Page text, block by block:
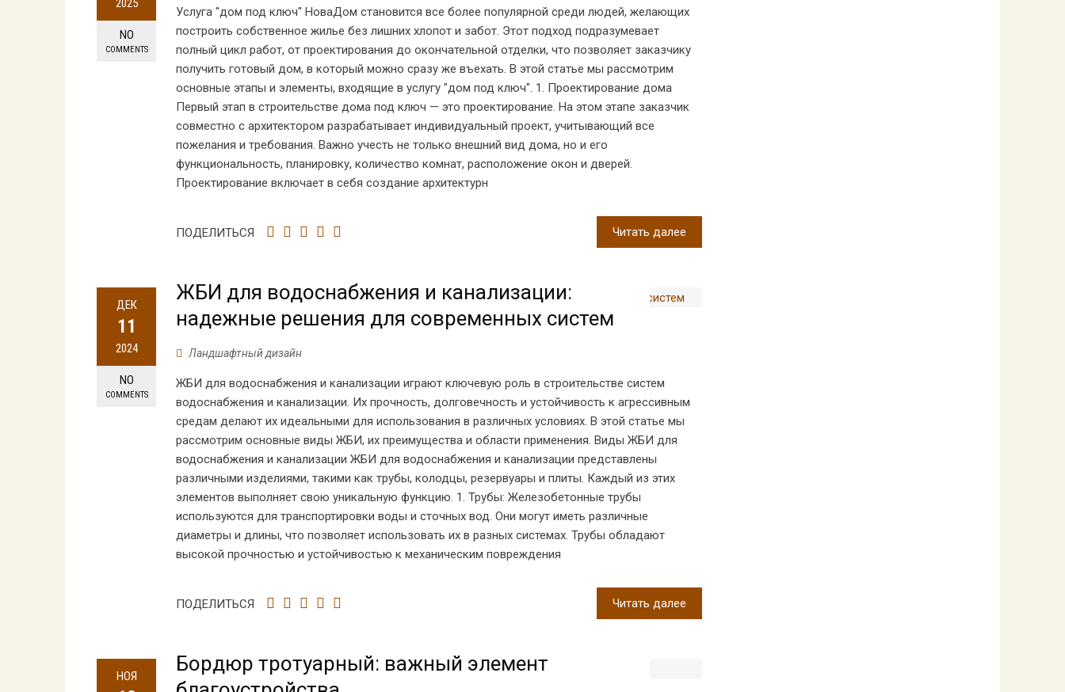
2025
NO
COMMENTS
Услуга "дом под ключ" НоваДом становится все более популярной среди людей, желающих
построить собственное жилье без лишних хлопот и забот. Этот подход подразумевает
полный цикл работ, от проектирования до окончательной отделки, что позволяет заказчику
получить готовый дом, в который можно сразу же въехать. В этой статье мы рассмотрим
основные этапы и элементы, входящие в услугу "дом под ключ". 1. Проектирование дома
Первый этап в строительстве дома под ключ — это проектирование. На этом этапе заказчик
совместно с архитектором разрабатывает индивидуальный проект, учитывающий все
пожелания и требования. Важно учесть не только внешний вид дома, но и его
функциональность, планировку, количество комнат, расположение окон и дверей.
Проектирование включает в себя создание архитектурн
Читать далее
ПОДЕЛИТЬСЯ
ДЕК
11
2024
NO
COMMENTS
ЖБИ для водоснабжения и канализации:
надежные решения для современных систем
Ландшафтный дизайн
ЖБИ для водоснабжения и канализации играют ключевую роль в строительстве систем
водоснабжения и канализации. Их прочность, долговечность и устойчивость к агрессивным
средам делают их идеальными для использования в различных условиях. В этой статье мы
рассмотрим основные виды ЖБИ, их преимущества и области применения. Виды ЖБИ для
водоснабжения и канализации ЖБИ для водоснабжения и канализации представлены
различными изделиями, такими как трубы, колодцы, резервуары и плиты. Каждый из этих
элементов выполняет свою уникальную функцию. 1. Трубы: Железобетонные трубы
используются для транспортировки воды и сточных вод. Они могут иметь различные
диаметры и длины, что позволяет использовать их в разных системах. Трубы обладают
высокой прочностью и устойчивостью к механическим повреждения
Читать далее
ПОДЕЛИТЬСЯ
НОЯ
Бордюр тротуарный: важный элемент